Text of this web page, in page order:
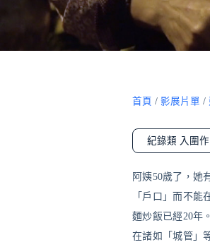
首頁 /影展片單 /
紀錄類 入圍
阿姨50歲了，她
「戶口」而不
麵炒飯已經20年
在諸如「城管」